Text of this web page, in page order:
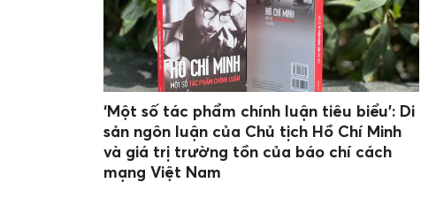
‘Một số tác phẩm chính luận tiêu biểu’: Di
sản ngôn luận của Chủ tịch Hồ Chí Minh
và giá trị trường tồn của báo chí cách
mạng Việt Nam